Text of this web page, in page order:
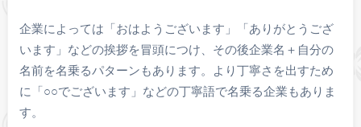
企業によっては「おはようございます」「ありがとうござ
います」などの挨拶を冒頭につけ、その後企業名＋自分の
名前を名乗るパターンもあります。より丁寧さを出すため
に「○○でございます」などの丁寧語で名乗る企業もありま
す。